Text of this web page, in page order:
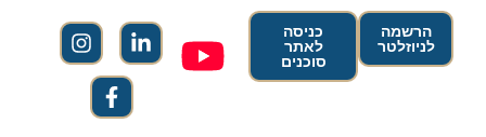
הרשמה
לניוזלטר
כניסה
לאתר
סוכנים